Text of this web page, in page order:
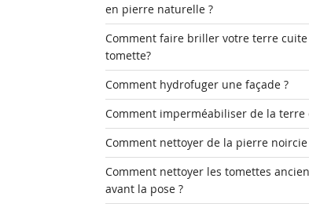
en pierre naturelle ?
Comment faire briller votre terre
tomette?
Comment hydrofuger une façade ?
Comment imperméabiliser de la terre
Comment nettoyer de la pierre noircie
Comment nettoyer les tomettes
avant la pose ?